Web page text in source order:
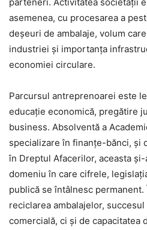
asemenea, cu procesarea a
deșeuri de ambalaje, volum
industriei și importanța
economiei circulare.
Parcursul antreprenoarei este
educație economică, pregătire
business. Absolventă a
specializare în finanțe-bănci, și
în Dreptul Afacerilor, aceasta
domeniu în care cifrele,
publică se întâlnesc
reciclarea ambalajelor,
comercială, ci și de capacitatea